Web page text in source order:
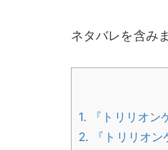
ネタバレを含み
1. 『トリリオン
2. 『トリリオ